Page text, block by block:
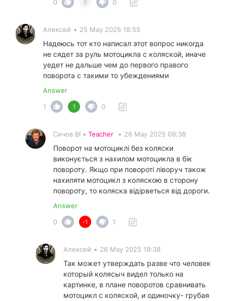
0
0 0
Алексей • 25 May 2025 18:55
Надеюсь тот кто написал этот вопрос никогда
не сядет за руль мотоцикла с коляской, иначе
уедет не дальше чем до первого правого
поворота с такими то убеждениями
Answer
1
1 0
Сичов ВІ • Teacher • 26 May 2025 09:38
Поворот на мотоциклі без коляски
виконується з нахилом мотоцикла в бік
повороту. Якщо при повороті ліворуч також
нахиляти мотоцикл з коляскою в сторону
повороту, то коляска відірветься від дороги.
Answer
0
-1 1
Алексей • 26 May 2025 19:38
Так может утверждать разве что человек
который колясыч видел только на
картинке, в плане поворотов сравнивать
мотоцикл с коляской, и одиночку- грубая